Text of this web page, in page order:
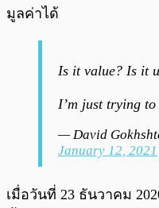
มูลค่าได้
Is it value? Is it
I’m just trying
— David
January 12, 2021
เมื่อวันที่ 23 ธันวาคม